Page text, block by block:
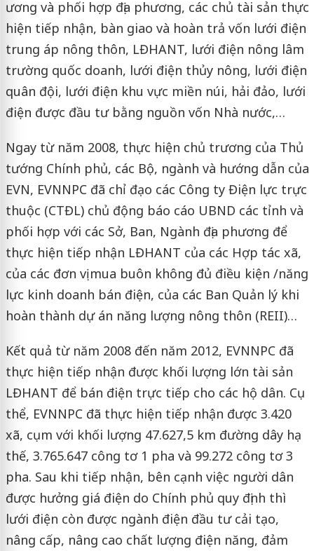
ương và phối hợp địa phương, các chủ tài sản thực
hiện tiếp nhận, bàn giao và hoàn trả vốn lưới điện
trung áp nông thôn, LĐHANT, lưới điện nông lâm
trường quốc doanh, lưới điện thủy nông, lưới điện
quân đội, lưới điện khu vực miền núi, hải đảo, lưới
điện được đầu tư bằng nguồn vốn Nhà nước,…
Ngay từ năm 2008, thực hiện chủ trương của Thủ
tướng Chính phủ, các Bộ, ngành và hướng dẫn của
EVN, EVNNPC đã chỉ đạo các Công ty Điện lực trực
thuộc (CTĐL) chủ động báo cáo UBND các tỉnh và
phối hợp với các Sở, Ban, Ngành địa phương để
thực hiện tiếp nhận LĐHANT của các Hợp tác xã,
của các đơn vị mua buôn không đủ điều kiện /năng
lực kinh doanh bán điện, của các Ban Quản lý khi
hoàn thành dự án năng lượng nông thôn (REII)…
Kết quả từ năm 2008 đến năm 2012, EVNNPC đã
thực hiện tiếp nhận được khối lượng lớn tài sản
LĐHANT để bán điện trực tiếp cho các hộ dân. Cụ
thể, EVNNPC đã thực hiện tiếp nhận được 3.420
xã, cụm với khối lượng 47.627,5 km đường dây hạ
thế, 3.765.647 công tơ 1 pha và 99.272 công tơ 3
pha. Sau khi tiếp nhận, bên cạnh việc người dân
được hưởng giá điện do Chính phủ quy định thì
lưới điện còn được ngành điện đầu tư cải tạo,
nâng cấp, nâng cao chất lượng điện năng, đảm